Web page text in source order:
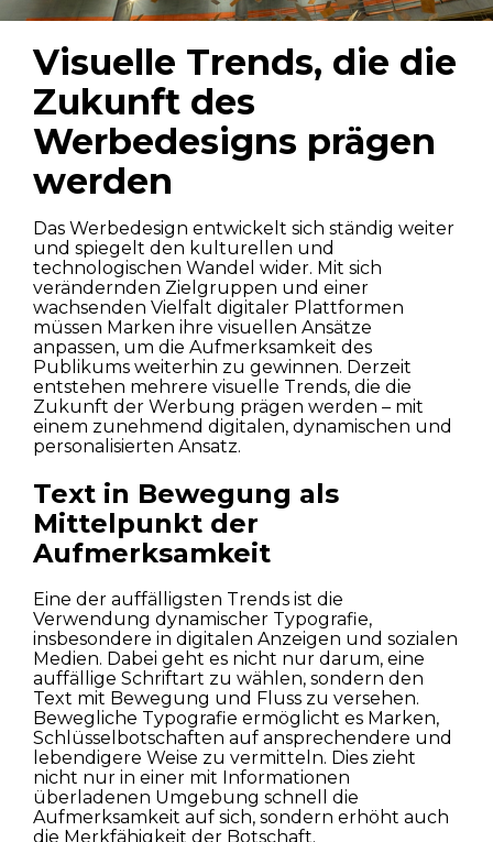
Visuelle Trends, die die
Zukunft des
Werbedesigns prägen
werden
Das Werbedesign entwickelt sich ständig weiter
und spiegelt den kulturellen und
technologischen Wandel wider. Mit sich
verändernden Zielgruppen und einer
wachsenden Vielfalt digitaler Plattformen
müssen Marken ihre visuellen Ansätze
anpassen, um die Aufmerksamkeit des
Publikums weiterhin zu gewinnen. Derzeit
entstehen mehrere visuelle Trends, die die
Zukunft der Werbung prägen werden – mit
einem zunehmend digitalen, dynamischen und
personalisierten Ansatz.
Text in Bewegung als
Mittelpunkt der
Aufmerksamkeit
Eine der auffälligsten Trends ist die
Verwendung dynamischer Typografie,
insbesondere in digitalen Anzeigen und sozialen
Medien. Dabei geht es nicht nur darum, eine
auffällige Schriftart zu wählen, sondern den
Text mit Bewegung und Fluss zu versehen.
Bewegliche Typografie ermöglicht es Marken,
Schlüsselbotschaften auf ansprechendere und
lebendigere Weise zu vermitteln. Dies zieht
nicht nur in einer mit Informationen
überladenen Umgebung schnell die
Aufmerksamkeit auf sich, sondern erhöht auch
die Merkfähigkeit der Botschaft.